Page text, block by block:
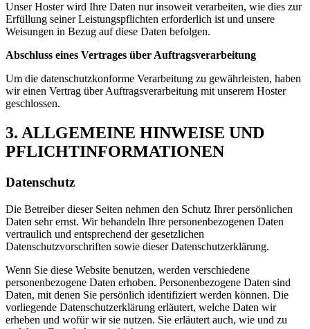
Unser Hoster wird Ihre Daten nur insoweit verarbeiten, wie dies zur
Erfüllung seiner Leistungspflichten erforderlich ist und unsere
Weisungen in Bezug auf diese Daten befolgen.
Abschluss eines Vertrages über Auftragsverarbeitung
Um die datenschutzkonforme Verarbeitung zu gewährleisten, haben
wir einen Vertrag über Auftragsverarbeitung mit unserem Hoster
geschlossen.
3. ALLGEMEINE HINWEISE UND
PFLICHTINFORMATIONEN
Datenschutz
Die Betreiber dieser Seiten nehmen den Schutz Ihrer persönlichen
Daten sehr ernst. Wir behandeln Ihre personenbezogenen Daten
vertraulich und entsprechend der gesetzlichen
Datenschutzvorschriften sowie dieser Datenschutzerklärung.
Wenn Sie diese Website benutzen, werden verschiedene
personenbezogene Daten erhoben. Personenbezogene Daten sind
Daten, mit denen Sie persönlich identifiziert werden können. Die
vorliegende Datenschutzerklärung erläutert, welche Daten wir
erheben und wofür wir sie nutzen. Sie erläutert auch, wie und zu